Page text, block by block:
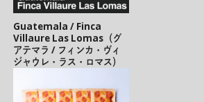
Guatemala / Finca
Villaure Las Lomas（グ
アテマラ / フィンカ・ヴィ
ジャウレ・ラス・ロマス）